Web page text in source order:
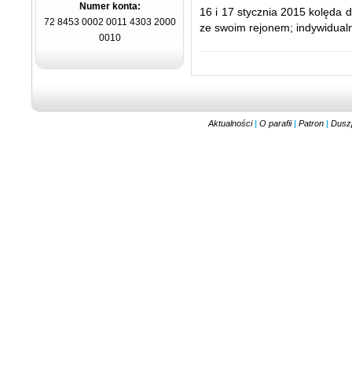
Numer konta:
72 8453 0002 0011 4303 2000
0010
16 i 17 stycznia 2015 kolęda
ze swoim rejonem;
Aktualności | O parafii | Patron |